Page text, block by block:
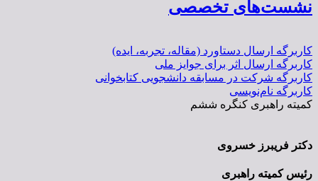
نشست‌های تخصصی
کاربرگه ارسال دستاورد (مقاله، تجربه، ایده)
کاربرگه ارسال اثر برای جوایز ملی
کاربرگه شرکت در مسابقه دانشجویی کتابخوانی
کاربرگه نام‌نویسی
کمیته راهبری کنگره ششم
دکتر فریبرز خسروی
رئیس کمیته راهبری